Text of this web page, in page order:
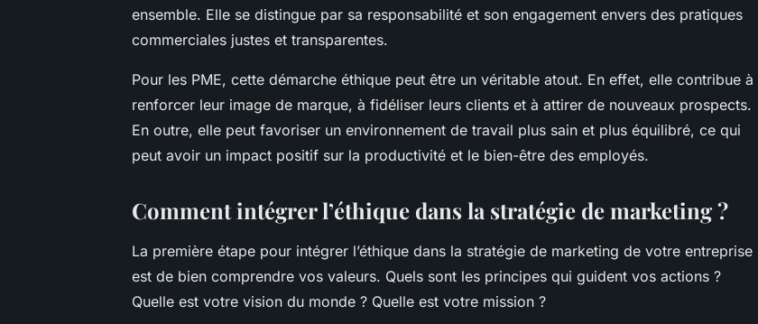
ensemble. Elle se distingue par sa responsabilité et son engagement envers des pratiques
commerciales justes et transparentes.
Pour les PME, cette démarche éthique peut être un véritable atout. En effet, elle contribue à
renforcer leur image de marque, à fidéliser leurs clients et à attirer de nouveaux prospects.
En outre, elle peut favoriser un environnement de travail plus sain et plus équilibré, ce qui
peut avoir un impact positif sur la productivité et le bien-être des employés.
Comment intégrer l’éthique dans la stratégie de marketing ?
La première étape pour intégrer l’éthique dans la stratégie de marketing de votre entreprise
est de bien comprendre vos valeurs. Quels sont les principes qui guident vos actions ?
Quelle est votre vision du monde ? Quelle est votre mission ?